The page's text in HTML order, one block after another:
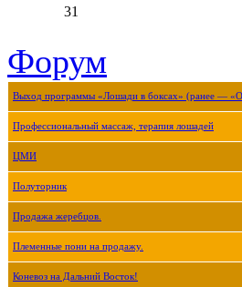
31
Форум
Выход программы «Лошади в боксах» (ранее —
Профессиональный массаж, терапия лошадей
ЦМИ
Полуторник
Продажа жеребцов.
Племенные пони на продажу.
Коневоз на Дальний Восток!